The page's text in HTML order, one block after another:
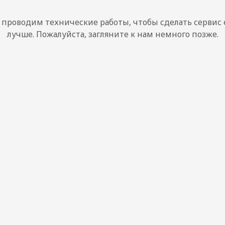
технические работы, чтобы сделать сервис
лучше. Пожалуйста, загляните к нам немного позже.